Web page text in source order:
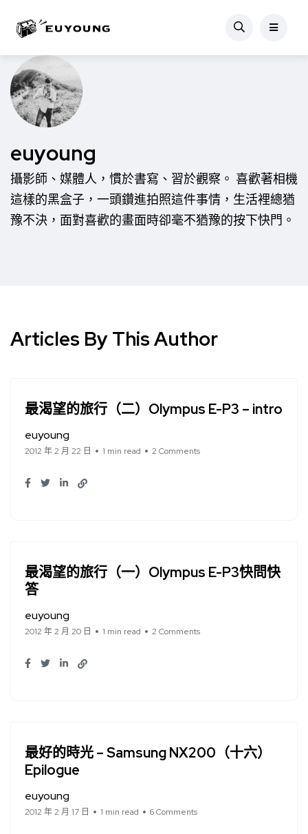
euyoung
攝影師、媒體人，慣於書寫、習於觀察。 喜歡著相機
這樣的黑盒子，一頭鑽進拍照這件事情，生活裡總猶
豫不決，面對喜歡的畫面時卻毫不猶豫的按下快門。
Articles By This Author
最渴望的旅行（二）Olympus E-P3 – intro
euyoung
2012 年 2 月 22 日 1 min read 2 Comments
最渴望的旅行（一）Olympus E-P3快問快
答
euyoung
2012 年 2 月 20 日 1 min read 2 Comments
最好的時光 – Samsung NX200（十六）
Epilogue
euyoung
2012 年 2 月 17 日 1 min read 6 Comments